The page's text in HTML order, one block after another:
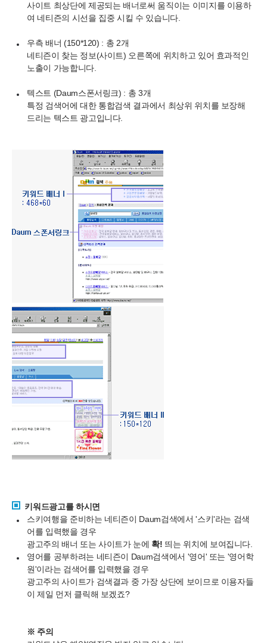
사이트 최상단에 제공되는 배너로써 움직이는 이미지를 이용하
여 네티즌의 시선을 집중 시킬 수 있습니다.
우측 배너 (150*120) : 총 2개
네티즌이 찾는 정보(사이트) 오른쪽에 위치하고 있어 효과적인
노출이 가능합니다.
텍스트 (Daum스폰서링크) : 총 3개
특정 검색어에 대한 통합검색 결과에서 최상위 위치를 보장해
드리는 텍스트 광고입니다.
키워드광고를 하시면
스키여행을 준비하는 네티즌이 Daum검색에서 '스키'라는 검색
어를 입력했을 경우
광고주의 배너 또는 사이트가 눈에 확! 띄는 위치에 보여집니다.
영어를 공부하려는 네티즌이 Daum검색에서 '영어' 또는 '영어학
원'이라는 검색어를 입력했을 경우
광고주의 사이트가 검색결과 중 가장 상단에 보이므로 이용자들
이 제일 먼저 클릭해 보겠죠?
※ 주의